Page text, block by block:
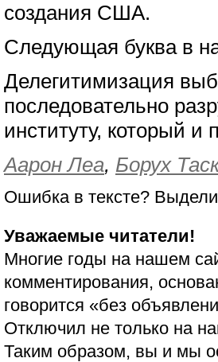
создания США.
Следующая буква в
Делегитимизация
последовательно
институту, который и
Аарон Леа, Борух
Ошибка в тексте?
Уважаемые читатели!
Многие годы на нашем
комментирования,
говорится «без
Отключил не только на
Таким образом, вы и мы